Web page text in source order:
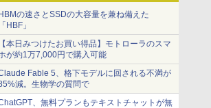
の速さとSSDの大容量を兼ね備えた
HBF」
本日みつけたお買い得品】モトローラのスマ
が約1万7,000円で購入可能
Fable 5、格下モデルに回される不満が
減。生物学の質問で
、無料プランもテキストチャットが無